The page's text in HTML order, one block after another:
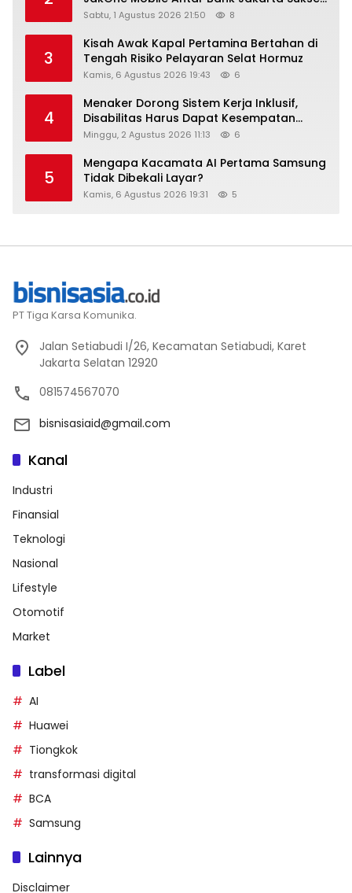
Raih Digital Excellence Awards 2026
Sabtu, 1 Agustus 2026 21:50 8
3
Kisah Awak Kapal Pertamina Bertahan di
Tengah Risiko Pelayaran Selat Hormuz
Kamis, 6 Agustus 2026 19:43 6
4
Menaker Dorong Sistem Kerja Inklusif,
Disabilitas Harus Dapat Kesempatan
Setara
Minggu, 2 Agustus 2026 11:13 6
5
Mengapa Kacamata AI Pertama Samsung
Tidak Dibekali Layar?
Kamis, 6 Agustus 2026 19:31 5
PT Tiga Karsa Komunika.
Jalan Setiabudi I/26, Kecamatan Setiabudi, Karet
Jakarta Selatan 12920
081574567070
bisnisasiaid@gmail.com
Kanal
Industri
Finansial
Teknologi
Nasional
Lifestyle
Otomotif
Market
Label
AI
Huawei
Tiongkok
transformasi digital
BCA
Samsung
Lainnya
Disclaimer